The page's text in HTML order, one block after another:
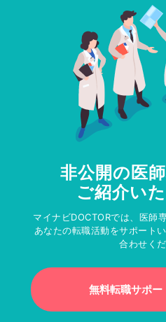
非公開の医
ご紹介い
マイナビDOCTORでは、医師
あなたの転職活動をサポート
合わせくだ
無料転職サポー